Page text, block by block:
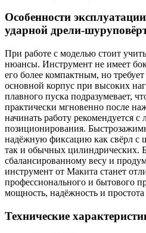
Особенности
ударной дрели-
При работе с моделью стоит
нюансы. Инструмент не имеет
его более компактным, но
основной корпус при высоких
плавного пуска подразумевает,
практически мгновенно после
начинать работу рекомендуется с
позиционирования.
надёжную фиксацию как свёрл с
так и обычных цилиндрических.
сбалансированному весу и
инструмент от Макита станет
профессионального и бытового
мощность, надёжность и
Технические